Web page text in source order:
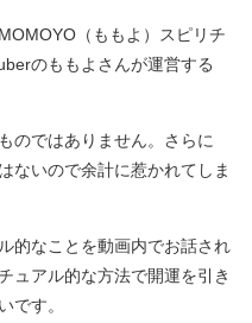
（ももよ）スピリチ
のももよさんが運営する
のではありません。さらに
ないので余計に惹かれてしま
的なことを動画内でお話され
ュアル的な方法で開運を引き
です。